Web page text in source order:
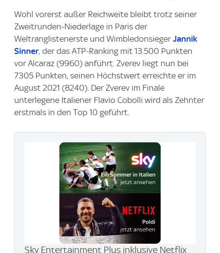
Wohl vorerst außer Reichweite bleibt trotz seiner
Zweitrunden-Niederlage in Paris der
Weltranglistenerste und Wimbledonsieger Jannik
Sinner, der das ATP-Ranking mit 13.500 Punkten
vor Alcaraz (9960) anführt. Zverev liegt nun bei
7305 Punkten, seinen Höchstwert erreichte er im
August 2021 (8240). Der Zverev im Finale
unterlegene Italiener Flavio Cobolli wird als Zehnter
erstmals in den Top 10 geführt.
Sky Entertainment Plus inklusive Netflix